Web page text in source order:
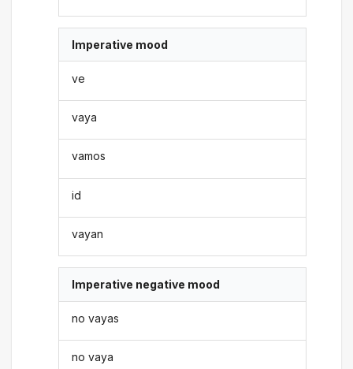
Imperative mood
ve
vaya
vamos
id
vayan
Imperative negative mood
no vayas
no vaya